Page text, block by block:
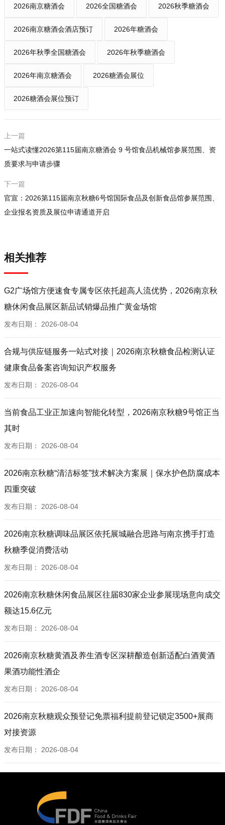
2026南京糖酒会 2026全国糖酒会 2026秋季糖酒会
2026南京糖酒会酒店预订 2026年糖酒会
2026年秋季全国糖酒会 2026年秋季糖酒会
2026年南京糖酒会 2026糖酒会展位
2026糖酒会展位预订
上一篇
一站式读懂2026第115届南京糖酒会 9 号馆食品机械馆参展范围、资
质要求与申请步骤
下一篇
官宣：2026第115届南京秋糖6号馆国际食品及创新食品馆参展范围、
企业报名资质及展位申请通道开启
相关推荐
G2广场馆方便速食专属专区依托超高人流优势，2026南京秋
糖休闲食品展区新品试销爆品推广黄金场馆
发布日期： 2026-08-04
合规与供应链服务一站式对接｜2026南京秋糖食品检测认证
健康食品备案咨询知识产权服务
发布日期： 2026-08-04
当前食品工业正加速向智能化转型，2026南京秋糖9号馆正当
其时
发布日期： 2026-08-04
2026南京秋糖“清洁标签”技术解决方案展｜保水护色防腐成本
四重突破
发布日期： 2026-08-04
2026南京秋糖调味品展区依托展城融合思路与南京携手打造
秋糖季促消费活动
发布日期： 2026-08-04
2026南京秋糖休闲食品展区往届830家企业参展现场意向成交
额达15.6亿元
发布日期： 2026-08-04
2026南京秋糖黄酒及养生酒专区深耕酿造创新适配白酒黄酒
果酒功能性酒企
发布日期： 2026-08-04
2026南京秋糖观众预登记免票福利提前登记锁定3500+展商
对接资源
发布日期： 2026-08-04